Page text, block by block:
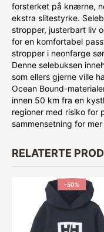
forsterket på knærne,
ekstra slitestyrke.
stropper, justerbart liv
for en komfortabel
stropper i neonfarge
Denne selebuksen
som ellers gjerne ville
Ocean Bound-
innen 50 km fra en
regioner med risiko for
sammensetning for
RELATERTE
-50%